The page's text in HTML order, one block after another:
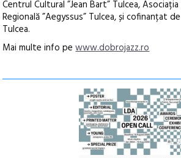
Centrul Cultural ”Jean Bart” Tulcea,
Regională ”Aegyssus” Tulcea, și cofinanțat
Tulcea.
Mai multe info pewww.dobrojazz.ro